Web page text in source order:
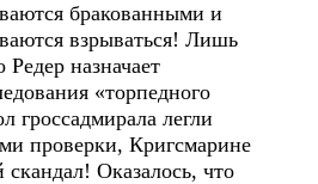
бракованными и
взрываться! Лишь
Редер назначает
«торпедного
гроссадмирала легли
проверки, Кригсмарине
Оказалось, что